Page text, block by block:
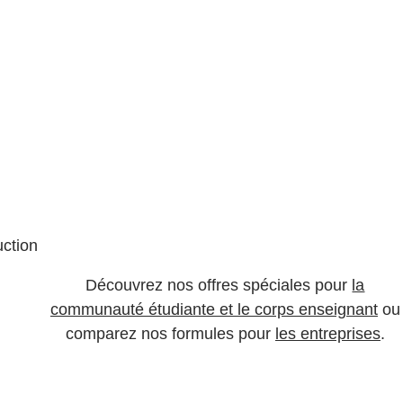
Découvrez nos offres spéciales pour la
communauté étudiante et le corps enseignantou
comparez nos formules pour les entreprises.